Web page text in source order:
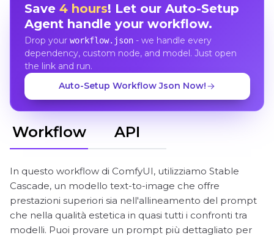
Save 4 hours! Let our Auto-Setup
Agent handle your workflow.
Drop your workflow.json- we handle every
dependency, custom node, and model. Just open
the link and run.
Auto-Setup Workflow Json Now!
Workflow API
In questo workflow di ComfyUI, utilizziamo Stable
Cascade, un modello text-to-image che offre
prestazioni superiori sia nell'allineamento del prompt
che nella qualità estetica in quasi tutti i confronti tra
modelli. Puoi provare un prompt più dettagliato per